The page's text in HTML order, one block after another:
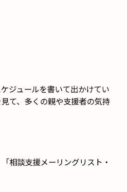
ジュールを書いて出かけてい
て、多くの親や支援者の気持
相談支援メーリングリスト・